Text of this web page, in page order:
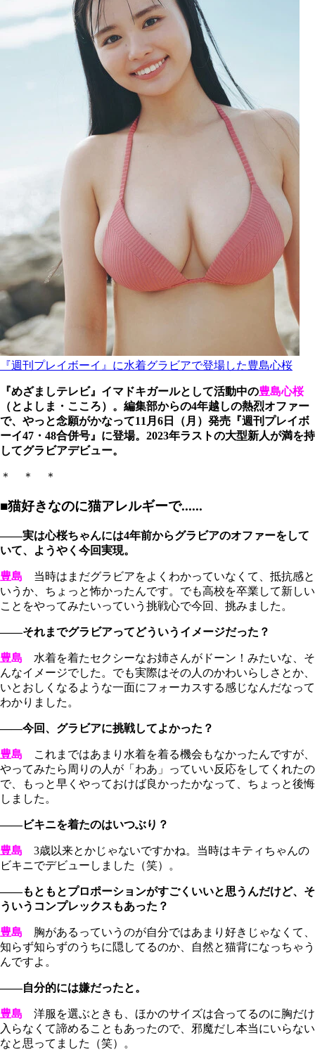
『週刊プレイボーイ』に水着グラビアで登場した豊島心桜
『めざましテレビ』イマドキガールとして活動中の豊島心桜
（とよしま・こころ）。編集部からの4年越しの熱烈オファー
で、やっと念願がかなって11月6日（月）発売『週刊プレイボ
ーイ47・48合併号』に登場。2023年ラストの大型新人が満を持
してグラビアデビュー。
＊ ＊ ＊
■猫好きなのに猫アレルギーで......
――実は心桜ちゃんには4年前からグラビアのオファーをして
いて、ようやく今回実現。
豊島 当時はまだグラビアをよくわかっていなくて、抵抗感と
いうか、ちょっと怖かったんです。でも高校を卒業して新しい
ことをやってみたいっていう挑戦心で今回、挑みました。
――それまでグラビアってどういうイメージだった？
豊島 水着を着たセクシーなお姉さんがドーン！みたいな、そ
んなイメージでした。でも実際はその人のかわいらしさとか、
いとおしくなるような一面にフォーカスする感じなんだなって
わかりました。
――今回、グラビアに挑戦してよかった？
豊島 これまではあまり水着を着る機会もなかったんですが、
やってみたら周りの人が「わあ」っていい反応をしてくれたの
で、もっと早くやっておけば良かったかなって、ちょっと後悔
しました。
――ビキニを着たのはいつぶり？
豊島 3歳以来とかじゃないですかね。当時はキティちゃんの
ビキニでデビューしました（笑）。
――もともとプロポーションがすごくいいと思うんだけど、そ
ういうコンプレックスもあった？
豊島 胸があるっていうのが自分ではあまり好きじゃなくて、
知らず知らずのうちに隠してるのか、自然と猫背になっちゃう
んですよ。
――自分的には嫌だったと。
豊島 洋服を選ぶときも、ほかのサイズは合ってるのに胸だけ
入らなくて諦めることもあったので、邪魔だし本当にいらない
なと思ってました（笑）。